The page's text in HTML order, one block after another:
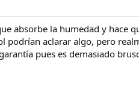
absorbe la humedad y hace
podrían aclarar algo, pero
pues es demasiado